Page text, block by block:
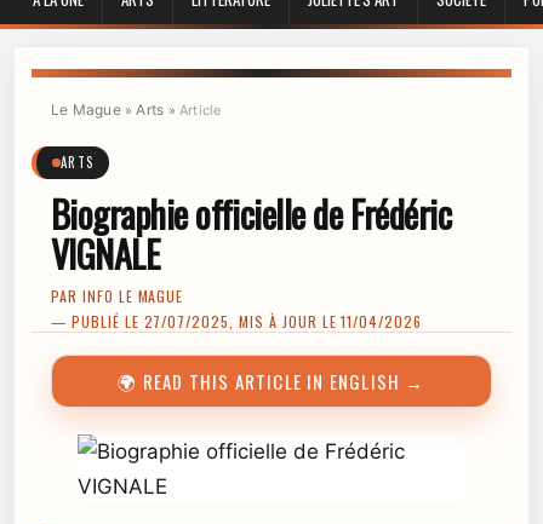
Le Mague»Arts » Article
ARTS
Biographie officielle de Frédéric
VIGNALE
PAR INFO LE MAGUE
— PUBLIÉ LE 27/07/2025, MIS À JOUR LE 11/04/2026
🌍 READ THIS ARTICLE IN ENGLISH →